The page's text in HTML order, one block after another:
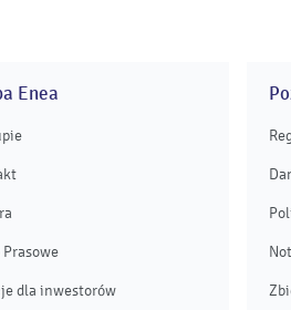
Enea
dla inwestorów